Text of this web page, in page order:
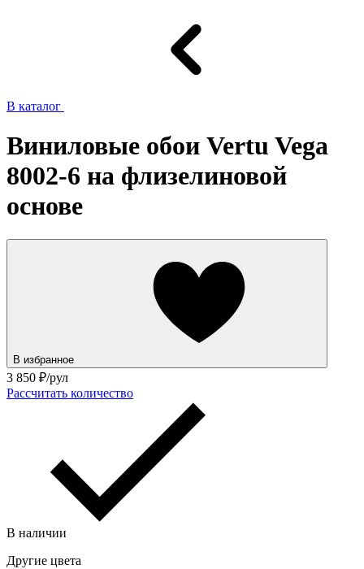
В каталог
Виниловые обои Vertu Vega
8002-6 на флизелиновой
основе
В избранное
3 850 ₽/рул
Рассчитать количество
В наличии
Другие цвета